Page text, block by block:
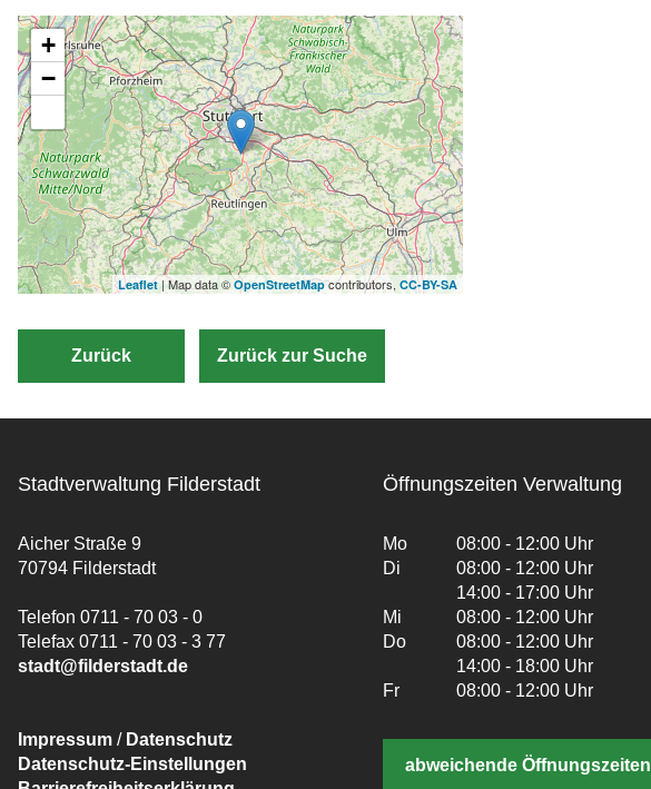
+
−
Leaflet| Map data ©OpenStreetMapcontributors, CC-BY-SA
Zurück Zurück zur Suche
Stadtverwaltung Filderstadt
Aicher Straße 9
70794 Filderstadt
Telefon 0711 - 70 03 - 0
Telefax 0711 - 70 03 - 3 77
stadt@filderstadt.de
Impressum / Datenschutz
Datenschutz-Einstellungen
Öffnungszeiten Verwaltung
Mo
08:00 - 12:00 Uhr
Di
08:00 - 12:00 Uhr
14:00 - 17:00 Uhr
Mi
08:00 - 12:00 Uhr
Do
08:00 - 12:00 Uhr
14:00 - 18:00 Uhr
Fr
08:00 - 12:00 Uhr
abweichende Öffnungszeiten